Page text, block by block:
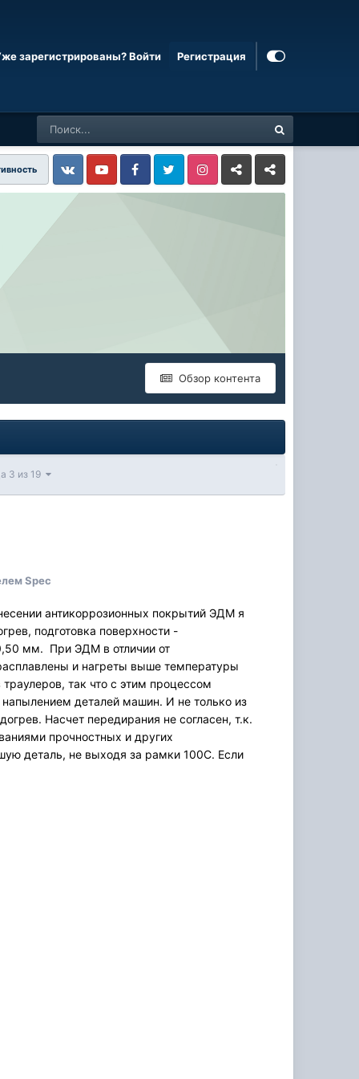
зарегистрированы? Войти Регистрация
VkontakteYouTube FacebookTwitter InstagramLivejournalOdnoklassniki
Обзор контента
3 из 19
Spec
антикоррозионных покрытий ЭДМ я
подготовка поверхности -
мм. При ЭДМ в отличии от
и нагреты выше температуры
так что с этим процессом
деталей машин. И не только из
Насчет передирания не согласен, т.к.
прочностных и других
деталь, не выходя за рамки 100С. Если